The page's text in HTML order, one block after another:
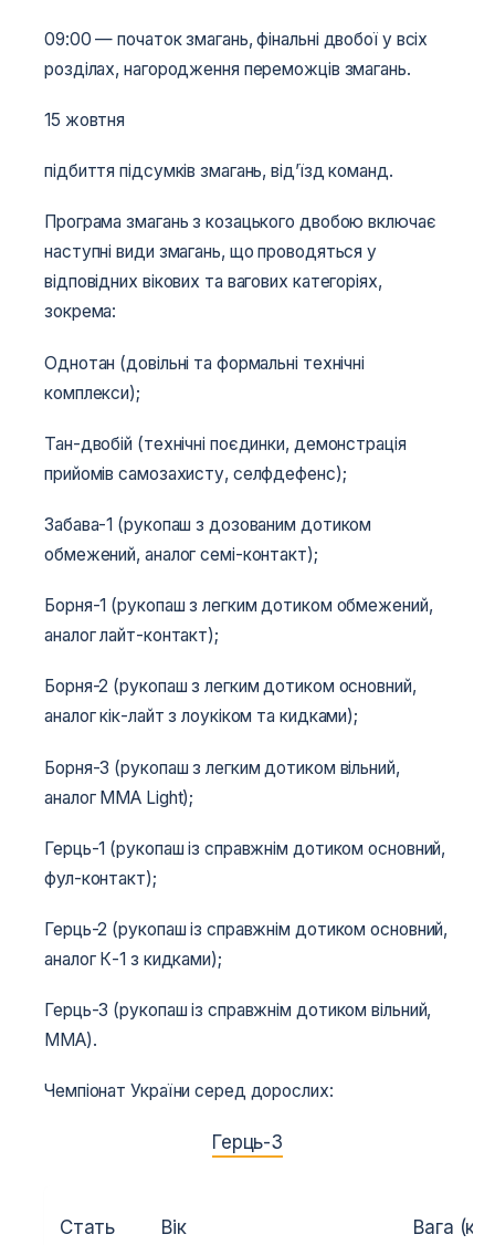
09:00 — початок змагань, фінальні двобої у всіх
розділах, нагородження переможців змагань.
15 жовтня
підбиття підсумків змагань, від’їзд команд.
Програма змагань з козацького двобою включає
наступні види змагань, що проводяться у
відповідних вікових та вагових категоріях,
зокрема:
Однотан (довільні та формальні технічні
комплекси);
Тан-двобій (технічні поєдинки, демонстрація
прийомів самозахисту, селфдефенс);
Забава-1 (рукопаш з дозованим дотиком
обмежений, аналог семі-контакт);
Борня-1 (рукопаш з легким дотиком обмежений,
аналог лайт-контакт);
Борня-2 (рукопаш з легким дотиком основний,
аналог кік-лайт з лоукіком та кидками);
Борня-3 (рукопаш з легким дотиком вільний,
аналог MMA Light);
Герць-1 (рукопаш із справжнім дотиком основний,
фул-контакт);
Герць-2 (рукопаш із справжнім дотиком основний,
аналог К-1 з кидками);
Герць-3 (рукопаш із справжнім дотиком вільний,
MMA).
Чемпіонат України серед дорослих:
Герць-3
Стать Вік Вага (кг.)